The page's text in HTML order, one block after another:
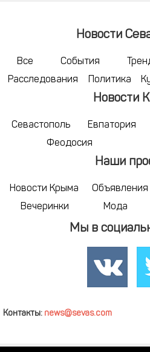
Новости
Все События
Расследования
Политика
Новости
Севастополь Евпатория
Феодосия
Наши
Новости Крыма Объявления
Вечеринки
Мода
Мы в
Контакты: news@sevas.com